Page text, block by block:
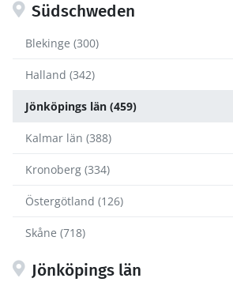
Südschweden
Blekinge (300)
Halland (342)
Jönköpings län (459)
Kalmar län (388)
Kronoberg (334)
Östergötland (126)
Skåne (718)
Jönköpings län